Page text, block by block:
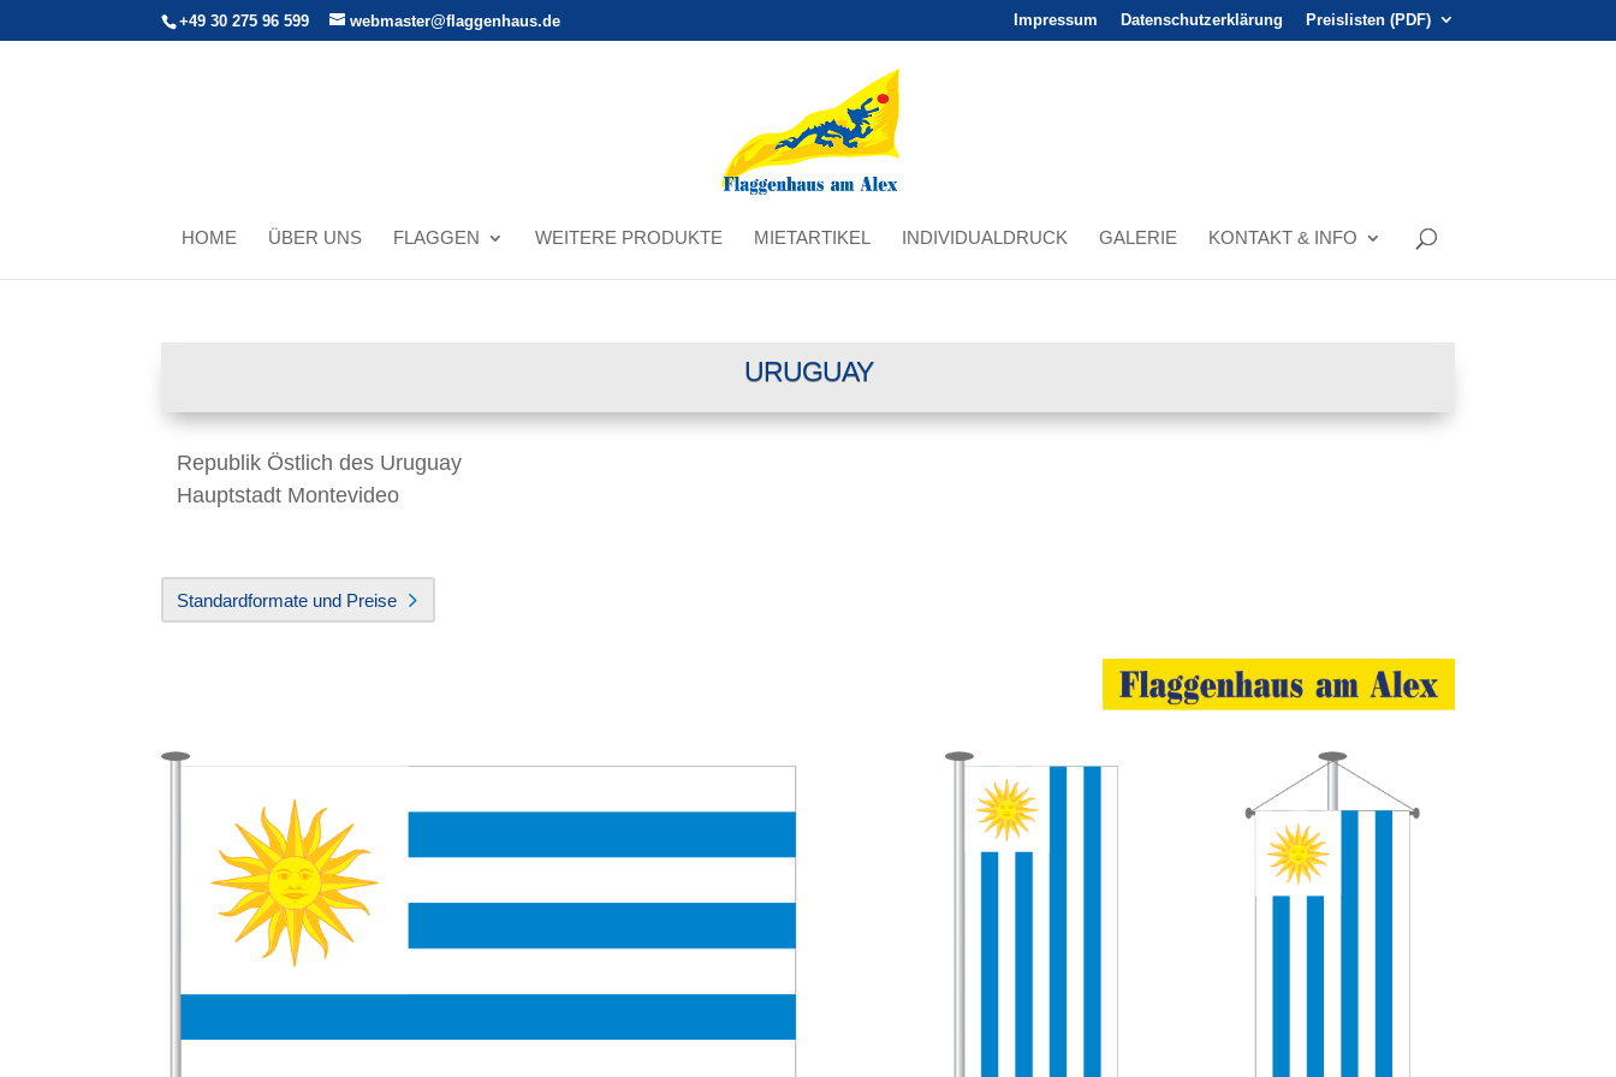
+49 30 275 96 599 webmaster@flaggenhaus.de Impressum Datenschutzerklärung Preislisten (PDF)
HOME ÜBER UNS FLAGGEN WEITERE PRODUKTE MIETARTIKEL INDIVIDUALDRUCK GALERIE KONTAKT & INFO
URUGUAY
Republik Östlich des Uruguay
Hauptstadt Montevideo
Standardformate und Preise